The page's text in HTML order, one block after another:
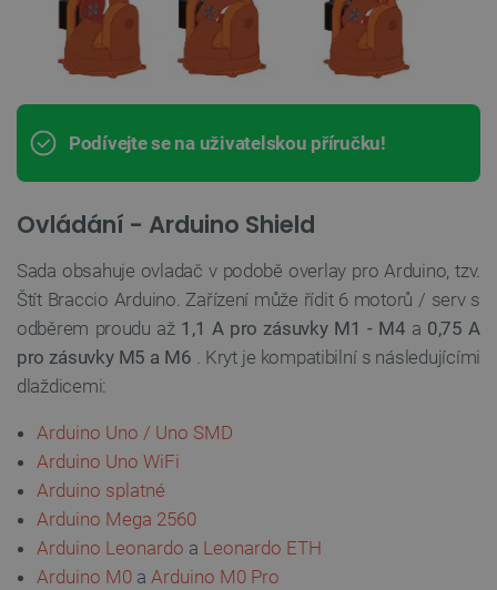
Podívejte se na uživatelskou příručku!
Ovládání - Arduino Shield
Sada obsahuje ovladač v podobě overlay pro Arduino, tzv.
Štít Braccio Arduino. Zařízení může řídit 6 motorů / serv s
odběrem proudu až 1,1 A pro zásuvky M1 - M4 a 0,75 A
pro zásuvky M5 a M6 . Kryt je kompatibilní s následujícími
dlaždicemi:
Arduino Uno / Uno SMD
Arduino Uno WiFi
Arduino splatné
Arduino Mega 2560
Arduino Leonardo a Leonardo ETH
Arduino M0 a Arduino M0 Pro